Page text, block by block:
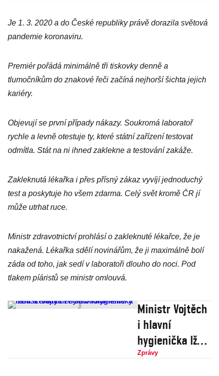
Je 1. 3. 2020 a do České republiky právě dorazila světová
pandemie koronaviru.
Premiér pořádá minimálně tři tiskovky denně a
tlumočníkům do znakové řeči začíná nejhorší šichta jejich
kariéry.
Objevují se první případy nákazy. Soukromá laboratoř
rychle a levně otestuje ty, které státní zařízení testovat
odmítla. Stát na ni ihned zaklekne a testování zakáže.
Zakleknutá lékařka i přes přísný zákaz vyvíjí jednoduchý
test a poskytuje ho všem zdarma. Celý svět kromě ČR jí
může utrhat ruce.
Ministr zdravotnictví prohlásí o zakleknuté lékařce, že je
nakažená. Lékařka sdělí novinářům, že ji maximálně bolí
záda od toho, jak sedí v laboratoři dlouho do noci. Pod
tlakem píáristů se ministr omlouvá.
Ministr Vojtěch
i hlavní
hygienička lžou.
Lékařka ze
Zprávy